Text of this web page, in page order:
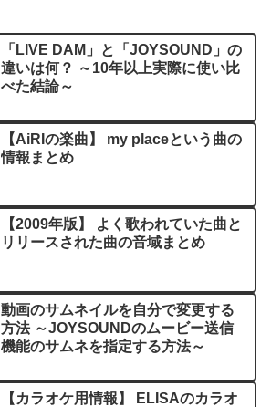
「LIVE DAM」と「JOYSOUND」の
違いは何？ ～10年以上実際に使い比
べた結論～
【AiRIの楽曲】 my placeという曲の
情報まとめ
【2009年版】 よく歌われていた曲と
リリースされた曲の音域まとめ
動画のサムネイルを自分で変更する
方法 ～JOYSOUNDのムービー送信
機能のサムネを指定する方法～
【カラオケ用情報】 ELISAのカラオ